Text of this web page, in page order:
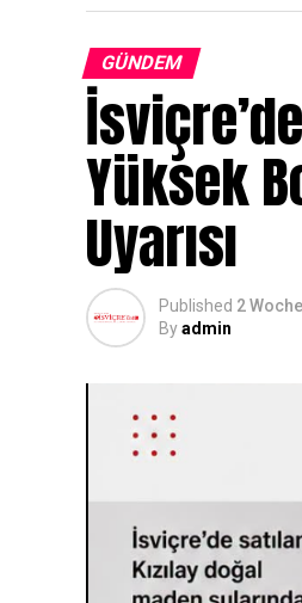
GÜNDEM
Yüksek
Uyarısı
Published 2
Byadmin